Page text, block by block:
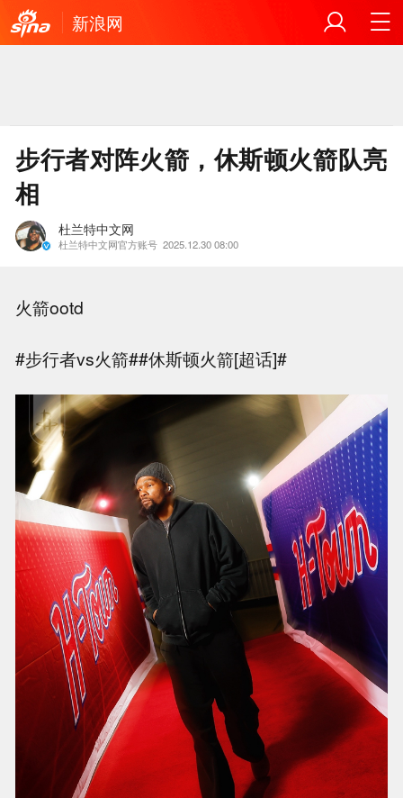
新浪网
步行者对阵火箭，休斯顿火箭队亮
相
杜兰特中文网
杜兰特中文网官方账号 2025.12.30 08:00
火箭ootd
#步行者vs火箭##休斯顿火箭[超话]#